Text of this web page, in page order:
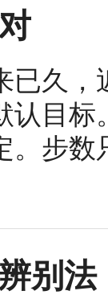
已久
认目
。步
别